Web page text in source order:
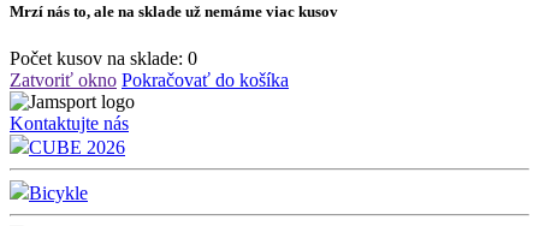
Mrzí nás to, ale na sklade už nemáme viac kusov
Počet kusov na sklade: 0
Zatvoriť okno Pokračovať do košíka
Kontaktujte nás
CUBE 2026
Bicykle